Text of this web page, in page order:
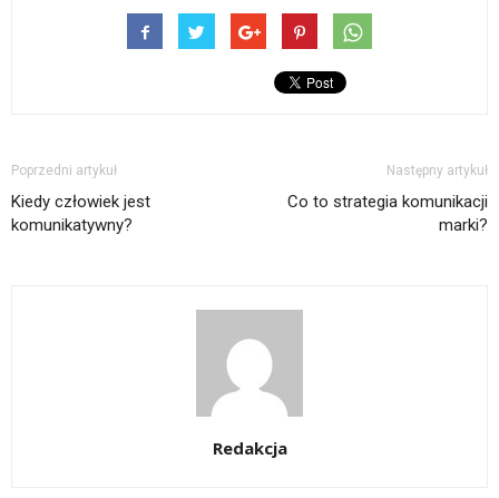
Poprzedni artykuł
Kiedy człowiek jest
komunikatywny?
Następny artykuł
Co to strategia komunikacji
marki?
Redakcja